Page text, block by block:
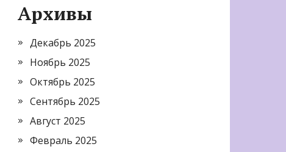
Архивы
Декабрь 2025
Ноябрь 2025
Октябрь 2025
Сентябрь 2025
Август 2025
Февраль 2025